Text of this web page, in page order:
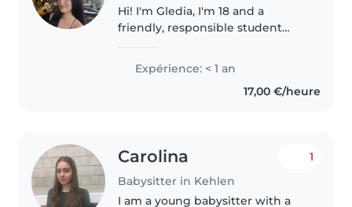
Hi! I'm Gledia, I'm 18 and a
friendly, responsible student
currently in a sciences naturelles
class, where I've learned all the
information and practical..
Expérience: < 1 an
17,00 €/heure
Carolina
Babysitter in Kehlen
1
I am a young babysitter with a